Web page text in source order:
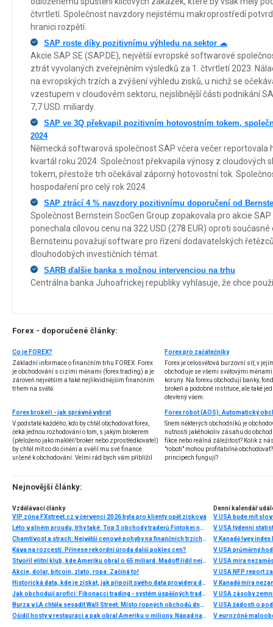
čtvrtletí. Společnost navzdory nejistému makroprostředí
hranici rozpětí.
SAP roste díky pozitivnímu výhledu na sektor ☁
Akcie SAP SE (SAP.DE), největší evropské softwarové
ztrát vyvolaných zveřejněním výsledků za 1. čtvrtletí 2023.
na evropských trzích a zvýšení výhledu zisků, u nichž se
vzestupem v cloudovém sektoru, nejslibnější části podnikání
7,7 USD. miliardy.
SAP ve 3Q překvapil pozitivním hotovostním tokem,
2024
Německá softwarová společnost SAP včera večer reportovala
kvartál roku 2024. Společnost překvapila výnosy z cloudových
tokem, přestože trh očekával záporný hotovostní tok.
hospodaření pro celý rok 2024.
SAP ztrácí 4 % navzdory pozitivnímu doporučení od
Společnost Bernstein SocGen Group zopakovala pro akcie
ponechala cílovou cenu na 322 USD (278 EUR) oproti
Bernsteinu považují software pro řízení dodavatelských
dlouhodobých investičních témat.
SARB ďalšie banka s možnou intervenciou na trhu
Centrálna banka Juhoafrickej republiky vyhlasuje, že chce
Forex - doporučené články:
Co je FOREX?
Základní informace o finančním trhu FOREX. Forex
je obchodování s cizími měnami (forex trading) a je
zároveň největším a také nejlikvidnějším finančním
trhem na světě.
Forex pro začátečníky
Forex je celosvětová burzovní síť, v
obchoduje se všemi světovými
koruny. Na forexu obchodují banky,
brokeři a podobné instituce, ale také
otevřený všem.
Forex brokeři - jak správně vybrat
V podstatě každého, kdo by chtěl obchodovat forex,
čeká jednou rozhodování o tom, s jakým brokerem
(přeloženo jako makléř/broker nebo zprostředkovatel)
by chtěl mít co do činění a svěřil mu své finance
určené k obchodování. Velmi rád bych vám přiblížil
několik příkladů nejznámějších z nich.
Snem některých obchodníků je
nutnosti jakéhokoliv zásahu do
fikce nebo reálná záležitost? Kolik z
"roboti" mohou profitabilně
principech fungují?
Nejnovější články:
Vzdělávací články
VIP zóna FXstreet.cz v červenci 2026 byla pro klienty opět zisková
Léto v plném proudu, trhy také: Top 3 obchody traderů Fintokei na indexech a zlatě
Chamtivost a strach: Největší cenové pohyby na finančních trzích (červenec 2026)
Káva na rozcestí. Přinese rekordní úroda další pokles cen?
Stvořil elitní klub, kde Ameriku obral o 65 miliard. Madoff řídil největší Ponzi dějin
Akcie, dolar, bitcoin, zlato, ropa: Začíná to!
Historická data, kde je získat, jak připojit svého data providera do MultiCharts a proč je budeme potřebovat? (4. díl)
Jak obchodují profíci: Fibonacci trading - systém úspěšných traderů
Burza v LA chtěla sesadit Wall Street. Místo ropných obchodů dnes místem duní basy
Ošidil hosty v restauraci a pak obral Ameriku o miliony. Nápad na obří podvod dostal Ponzi náhodou
Denní kalendář
V USA bude mít
V USA týdenní
V Kanadě Ivey index
V USA průměrný
V USA míra
V USA NFP report
V Kanadě míra
V USA zásoby
V USA žádosti o
V eurozóně